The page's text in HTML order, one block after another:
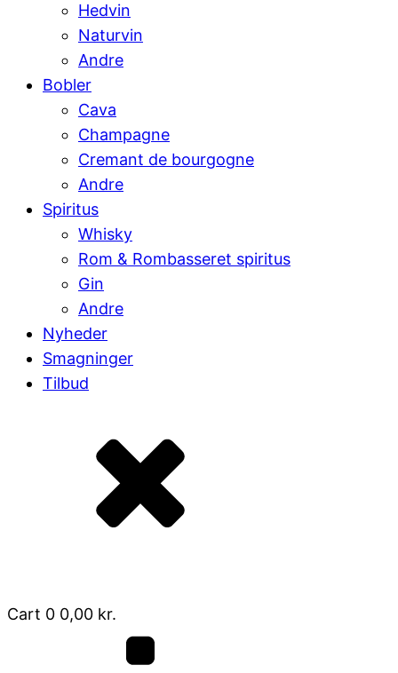
Hedvin
Naturvin
Andre
Bobler
Cava
Champagne
Cremant de bourgogne
Andre
Spiritus
Whisky
Rom & Rombasseret spiritus
Gin
Andre
Nyheder
Smagninger
Tilbud
Cart 0 0,00 kr.